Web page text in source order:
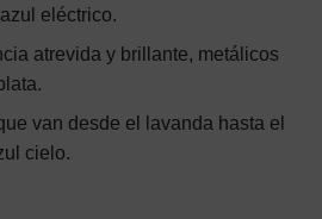
eléctrico.
atrevida y brillante, metálicos
van desde el lavanda hasta el
cielo.